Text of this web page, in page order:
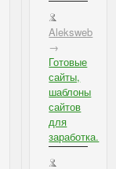
Aleksweb
→
Готовые
сайты,
шаблоны
сайтов
для
заработка.